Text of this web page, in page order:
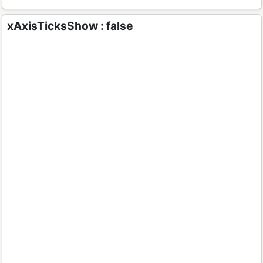
xAxisTicksShow : false